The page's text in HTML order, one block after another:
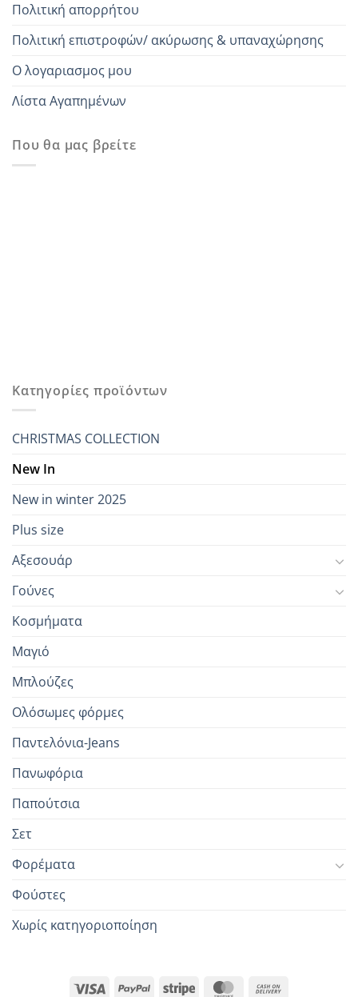
Πολιτική απορρήτου
Πολιτική επιστροφών/ ακύρωσης & υπαναχώρησης
Ο λογαριασμος μου
Λίστα Αγαπημένων
Που θα μας βρείτε
Κατηγορίες προϊόντων
CHRISTMAS COLLECTION
New In
New in winter 2025
Plus size
Αξεσουάρ
Γούνες
Κοσμήματα
Μαγιό
Μπλούζες
Ολόσωμες φόρμες
Παντελόνια-Jeans
Πανωφόρια
Παπούτσια
Σετ
Φορέματα
Φούστες
Χωρίς κατηγοριοποίηση